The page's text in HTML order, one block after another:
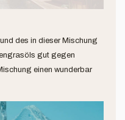
des in dieser Mischung
gut gegen
einen wunderbar